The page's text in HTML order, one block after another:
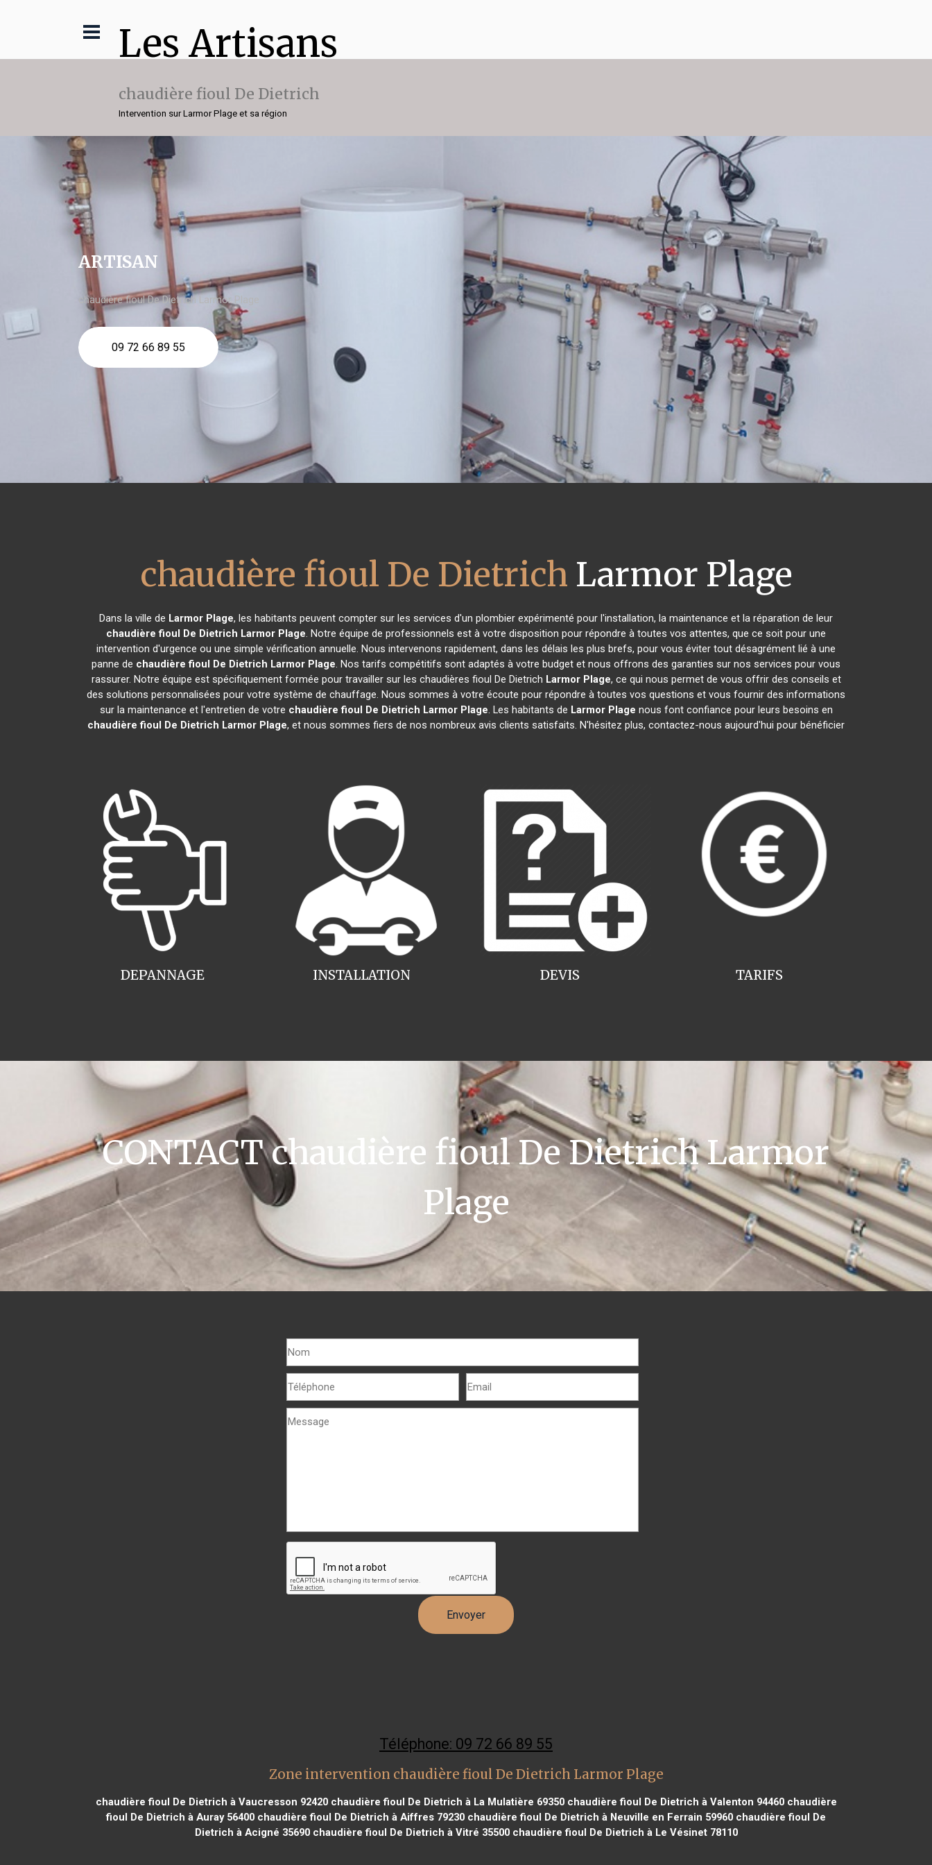
Les Artisans
chaudière fioul De Dietrich
Intervention sur Larmor Plage et sa région
ARTISAN
chaudière fioul De Dietrich Larmor Plage
09 72 66 89 55
chaudière fioul De Dietrich Larmor Plage
Dans la ville de Larmor Plage, les habitants peuvent compter sur les services d'un plombier expérimenté pour l'installation, la maintenance et la réparation de leur
chaudière fioul De Dietrich Larmor Plage. Notre équipe de professionnels est à votre disposition pour répondre à toutes vos attentes, que ce soit pour une
intervention d'urgence ou une simple vérification annuelle. Nous intervenons rapidement, dans les délais les plus brefs, pour vous éviter tout désagrément lié à une
panne de chaudière fioul De Dietrich Larmor Plage. Nos tarifs compétitifs sont adaptés à votre budget et nous offrons des garanties sur nos services pour vous
rassurer. Notre équipe est spécifiquement formée pour travailler sur les chaudières fioul De Dietrich Larmor Plage, ce qui nous permet de vous offrir des conseils et
des solutions personnalisées pour votre système de chauffage. Nous sommes à votre écoute pour répondre à toutes vos questions et vous fournir des informations
sur la maintenance et l'entretien de votre chaudière fioul De Dietrich Larmor Plage. Les habitants de Larmor Plage nous font confiance pour leurs besoins en
chaudière fioul De Dietrich Larmor Plage, et nous sommes fiers de nos nombreux avis clients satisfaits. N'hésitez plus, contactez-nous aujourd'hui pour bénéficier
INSTALLATION
DEPANNAGE TARIFS
DEVIS
CONTACT chaudière fioul De Dietrich Larmor
Plage
Téléphone: 09 72 66 89 55
Zone intervention chaudière fioul De Dietrich Larmor Plage
chaudière fioul De Dietrich à Vaucresson 92420chaudière fioul De Dietrich à La Mulatière 69350chaudière fioul De Dietrich à Valenton 94460chaudière
fioul De Dietrich à Auray 56400 chaudière fioul De Dietrich à Aiffres 79230 chaudière fioul De Dietrich à Neuville en Ferrain 59960 chaudière fioul De
Dietrich à Acigné 35690chaudière fioul De Dietrich à Vitré 35500chaudière fioul De Dietrich à Le Vésinet 78110